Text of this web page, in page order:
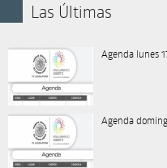
Las Últimas
Agenda lunes
Agenda